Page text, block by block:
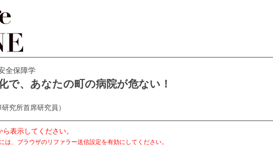
全保障学
で、あなたの町の病院が危ない！
研究所首席研究員）
表示してください。
は、ブラウザのリファラー送信設定を有効にしてください。